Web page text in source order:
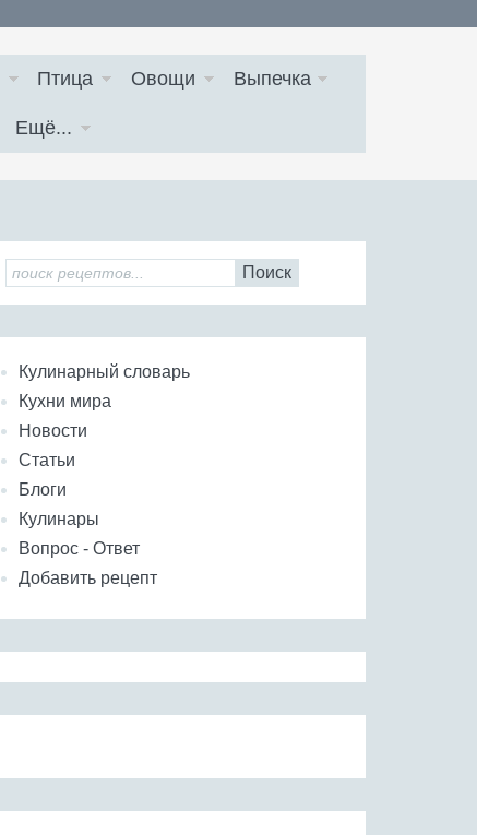
Птица Овощи Выпечка
Ещё...
Поиск
Кулинарный словарь
Кухни мира
Новости
Статьи
Блоги
Кулинары
Вопрос - Ответ
Добавить рецепт